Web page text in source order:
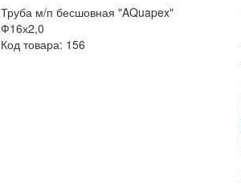
Труба м/п бесшовная "AQuapex"
Ф16х2,0
Код товара: 156